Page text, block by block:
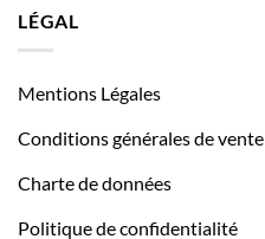
LÉGAL
Mentions Légales
Conditions générales de vente
Charte de données
Politique de confidentialité